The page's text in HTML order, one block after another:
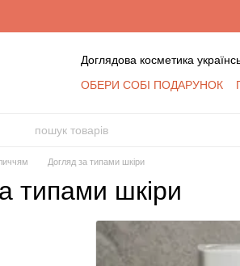
Доглядова косметика
ОБЕРИ СОБІ ПОДАРУНОК
Відгуки про магазин
КЛУБ ПОСТІЙНИХ
Політика захисту та
Догляд за типами шкіри
типами шкіри